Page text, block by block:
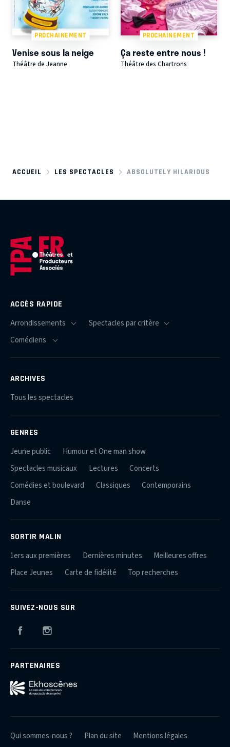
PROCHAINEMENT
Venise sous la neige
Théâtre de Jeanne
PROCHAINEMENT
Ça reste entre nous !
Théâtre des Chartrons
ACCUEIL LES SPECTACLES ABSOLUTELY HILARIOUS
ACCÈS RAPIDE
ARCHIVES
Tous les spectacles
GENRES
Jeune public
Humour et One man show
Spectacles musicaux
Lectures
Concerts
Comédies et boulevard
Classiques
Contemporains
Danse
SORTIR MALIN
1ers aux premières Dernières minutes
Meilleures offres
Place Jeunes
Carte de fidélité Top recherches
SUIVEZ-NOUS SUR
Facebook
PARTENAIRES
Qui sommes-nous ? Plan du site Mentions légales